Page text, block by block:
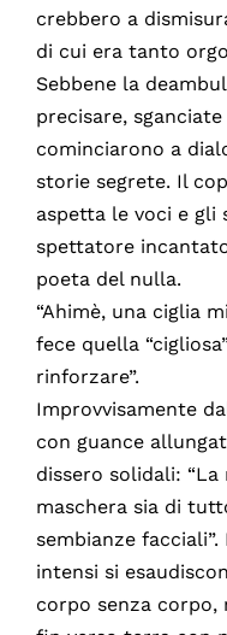
crebbero a
di cui era tanto
Sebbene la
precisare,
cominciarono a
storie segrete. Il
aspetta le voci e
spettatore
poeta del nulla.
“Ahimè, una ciglia
fece quella
rinforzare”.
Improvvisamente
con guance
dissero solidali:
maschera sia di
sembianze
intensi si
corpo senza corpo,